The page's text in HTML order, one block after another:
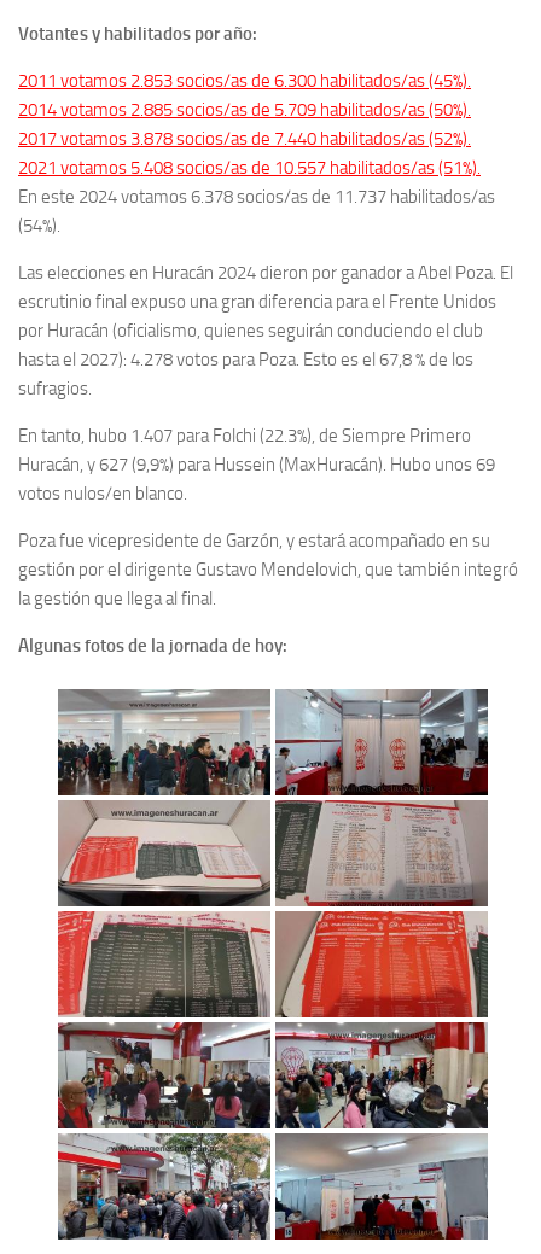
Votantes y habilitados por año:
2011 votamos 2.853 socios/as de 6.300 habilitados/as (45%).
2014 votamos 2.885 socios/as de 5.709 habilitados/as (50%).
2017 votamos 3.878 socios/as de 7.440 habilitados/as (52%).
2021 votamos 5.408 socios/as de 10.557 habilitados/as (51%).
En este 2024 votamos 6.378 socios/as de 11.737 habilitados/as
(54%).
Las elecciones en Huracán 2024 dieron por ganador a Abel Poza. El
escrutinio final expuso una gran diferencia para el Frente Unidos
por Huracán (oficialismo, quienes seguirán conduciendo el club
hasta el 2027): 4.278 votos para Poza. Esto es el 67,8 % de los
sufragios.
En tanto, hubo 1.407 para Folchi (22.3%), de Siempre Primero
Huracán, y 627 (9,9%) para Hussein (MaxHuracán). Hubo unos 69
votos nulos/en blanco.
Poza fue vicepresidente de Garzón, y estará acompañado en su
gestión por el dirigente Gustavo Mendelovich, que también integró
la gestión que llega al final.
Algunas fotos de la jornada de hoy: